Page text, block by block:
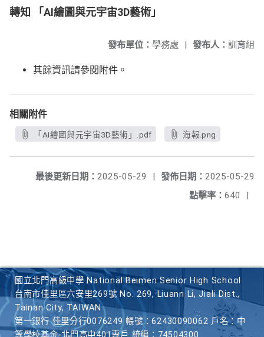
轉知 「AI繪圖與元宇宙3D藝術」
發布人： 訓育組
發布單位： 學務處 |
其餘資訊請參閱附件。
相關附件
「AI繪圖與元宇宙3D藝術」.pdf 海報.png
發佈日期： 2025-05-29
最後更新日期： 2025-05-29
|
點擊率： 640 |
國立北門高級中學 National Beimen Senior High School
台南市佳里區六安里269號 No. 269, Liuann Li, Jiali Dist.,
Tainan City, TAIWAN
第一銀行 佳里分行0076249 帳號：62430090062 戶名：中
等學校基金-北門高中401專戶 統編：74504300